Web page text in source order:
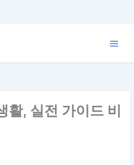
활, 실전 가이드 비